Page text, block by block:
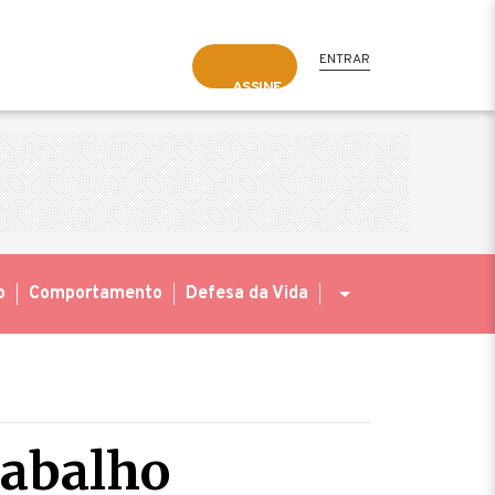
ASSINE
ENTRAR
Comportamento Defesa da Vida